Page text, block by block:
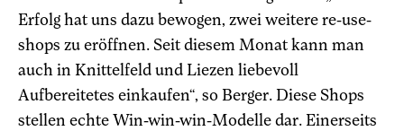
Erfolg hat uns dazu bewogen, zwei weitere re-use-
shops zu eröffnen. Seit diesem Monat kann man
auch in Knittelfeld und Liezen liebevoll
Aufbereitetes einkaufen“, so Berger. Diese Shops
stellen echte Win-win-win-Modelle dar. Einerseits